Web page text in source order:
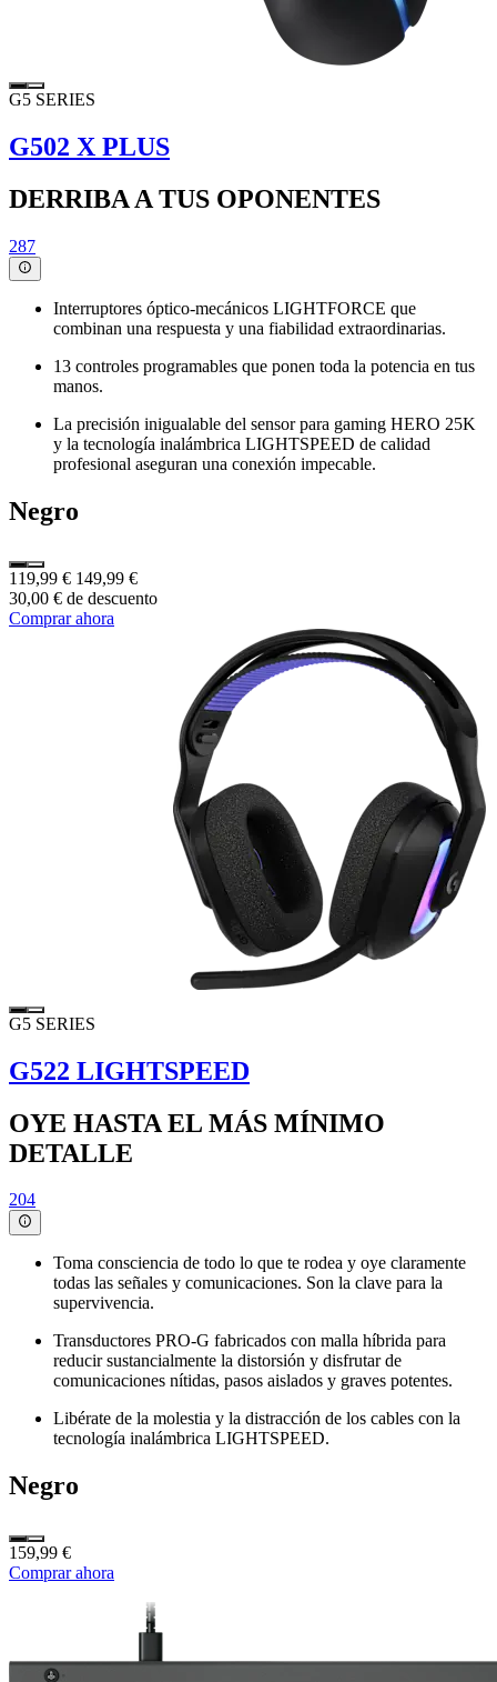
G5 SERIES
G502 X PLUS
DERRIBA A TUS OPONENTES
287
Interruptores óptico-mecánicos LIGHTFORCE que
combinan una respuesta y una fiabilidad extraordinarias.
13 controles programables que ponen toda la potencia en tus
manos.
La precisión inigualable del sensor para gaming HERO 25K
y la tecnología inalámbrica LIGHTSPEED de calidad
profesional aseguran una conexión impecable.
Negro
119,99 € 149,99 €
30,00 € de descuento
Comprar ahora
G5 SERIES
G522 LIGHTSPEED
OYE HASTA EL MÁS MÍNIMO
DETALLE
204
Toma consciencia de todo lo que te rodea y oye claramente
todas las señales y comunicaciones. Son la clave para la
supervivencia.
Transductores PRO-G fabricados con malla híbrida para
reducir sustancialmente la distorsión y disfrutar de
comunicaciones nítidas, pasos aislados y graves potentes.
Libérate de la molestia y la distracción de los cables con la
tecnología inalámbrica LIGHTSPEED.
Negro
159,99 €
Comprar ahora